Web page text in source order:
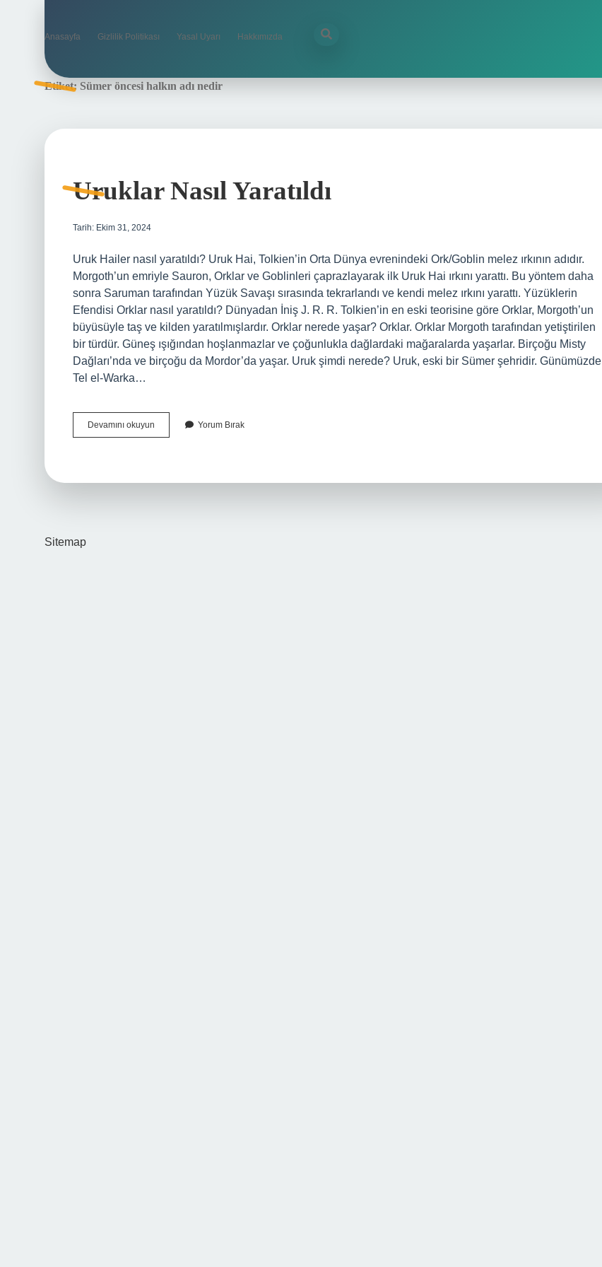
Anasayfa Gizlilik Politikası Yasal Uyarı Hakkımızda
Etiket: Sümer öncesi halkın adı nedir
Uruklar Nasıl Yaratıldı
Tarih: Ekim 31, 2024
Uruk Hailer nasıl yaratıldı? Uruk Hai, Tolkien’in Orta Dünya evrenindeki Ork/Goblin melez ırkının adıdır.
Morgoth’un emriyle Sauron, Orklar ve Goblinleri çaprazlayarak ilk Uruk Hai ırkını yarattı. Bu yöntem daha
sonra Saruman tarafından Yüzük Savaşı sırasında tekrarlandı ve kendi melez ırkını yarattı. Yüzüklerin
Efendisi Orklar nasıl yaratıldı? Dünyadan İniş J. R. R. Tolkien’in en eski teorisine göre Orklar, Morgoth’un
büyüsüyle taş ve kilden yaratılmışlardır. Orklar nerede yaşar? Orklar. Orklar Morgoth tarafından yetiştirilen
bir türdür. Güneş ışığından hoşlanmazlar ve çoğunlukla dağlardaki mağaralarda yaşarlar. Birçoğu Misty
Dağları’nda ve birçoğu da Mordor’da yaşar. Uruk şimdi nerede? Uruk, eski bir Sümer şehridir. Günümüzde
Tel el-Warka…
Devamını okuyun
Nasıl
Yorum Bırak
Sitemap